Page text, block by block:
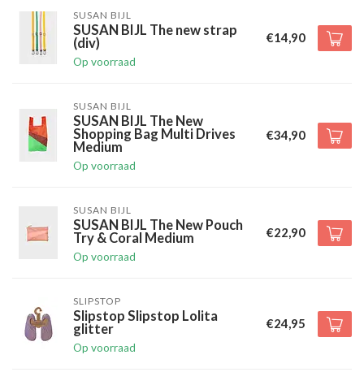
SUSAN BIJL
SUSAN BIJL The new strap
(div)
Op voorraad
€14,90
SUSAN BIJL
SUSAN BIJL The New
Shopping Bag Multi Drives
Medium
Op voorraad
€34,90
SUSAN BIJL
SUSAN BIJL The New Pouch
Try & Coral Medium
Op voorraad
€22,90
SLIPSTOP
Slipstop Slipstop Lolita
glitter
Op voorraad
€24,95